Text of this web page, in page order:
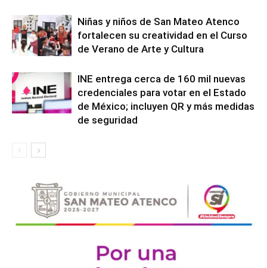
Niñas y niños de San Mateo Atenco
fortalecen su creatividad en el Curso
de Verano de Arte y Cultura
INE entrega cerca de 160 mil nuevas
credenciales para votar en el Estado
de México; incluyen QR y más medidas
de seguridad